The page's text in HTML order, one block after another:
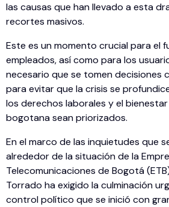
las causas que han llevado a esta
recortes masivos.
Este es un momento crucial para el
empleados, así como para los
necesario que se tomen decisiones
para evitar que la crisis se
los derechos laborales y el
bogotana sean priorizados.
En el marco de las inquietudes que
alrededor de la situación de la
Telecomunicaciones de Bogotá
Torrado ha exigido la culminación
control político que se inició con